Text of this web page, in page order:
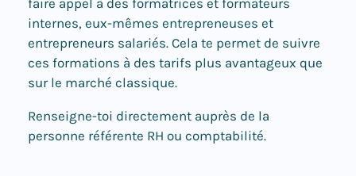
faire appel à des formatrices et formateurs
internes, eux-mêmes entrepreneuses et
entrepreneurs salariés. Cela te permet de suivre
ces formations à des tarifs plus avantageux que
sur le marché classique.
Renseigne-toi directement auprès de la
personne référente RH ou comptabilité.